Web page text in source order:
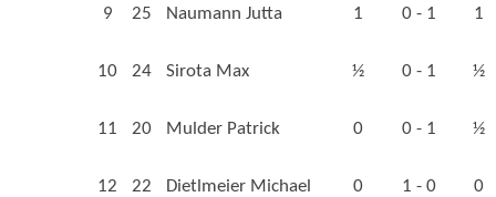
9 25 Naumann Jutta 1 0 - 1 1
10 24 Sirota Max ½ 0 - 1 ½
11 20 Mulder Patrick 0 0 - 1 ½
12 22 Dietlmeier Michael 0 1 - 0 0